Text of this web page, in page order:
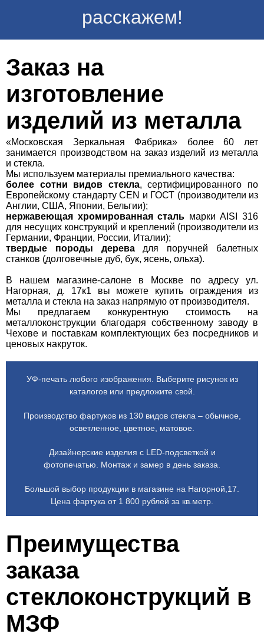
расскажем!
Заказ на
изготовление
изделий из металла
«Московская Зеркальная Фабрика» более 60 лет
занимается производством на заказ изделий из металла
и стекла.
Мы используем материалы премиального качества:
более сотни видов стекла, сертифицированного по
Европейскому стандарту CEN и ГОСТ (производители из
Англии, США, Японии, Бельгии);
нержавеющая хромированная сталь марки AISI 316
для несущих конструкций и креплений (производители из
Германии, Франции, России, Италии);
твердые породы деревадля поручней балетных
станков (долговечные дуб, бук, ясень, ольха).
В нашем магазине-салоне в Москве по адресу ул.
Нагорная, д. 17к1 вы можете купить ограждения из
металла и стекла на заказ напрямую от производителя.
Мы предлагаем конкурентную стоимость на
металлоконструкции благодаря собственному заводу в
Чехове и поставкам комплектующих без посредников и
ценовых накруток.
УФ-печать любого изображения. Выберите рисунок из
каталогов или предложите свой.
Производство фартуков из 130 видов стекла – обычное,
осветленное, цветное, матовое.
Дизайнерские изделия с LED-подсветкой и
фотопечатью. Монтаж и замер в день заказа.
Большой выбор продукции в магазине на Нагорной,17.
Цена фартука от 1 800 рублей за кв.метр.
Преимущества
заказа
стеклоконструкций в
МЗФ